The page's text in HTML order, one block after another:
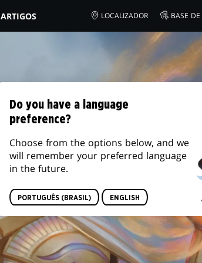
ARTIGOS LOCALIZADOR BASE
Do you have a language
preference?
Choose from the options below, and we
will remember your preferred language
in the future.
PORTUGUÊS (BRASIL) ENGLISH